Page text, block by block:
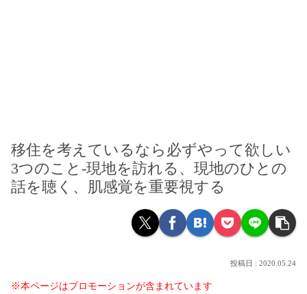
移住を考えているなら必ずやって欲しい
3つのこと-現地を訪れる、現地のひとの
話を聴く、肌感覚を重要視する
2020.05.24
※本ページはプロモーションが含まれています